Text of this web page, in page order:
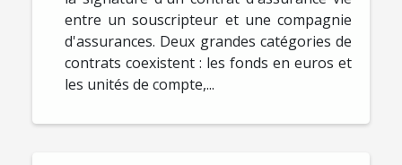
entre un souscripteur et une compagnie
d'assurances. Deux grandes catégories de
contrats coexistent : les fonds en euros et
les unités de compte,...